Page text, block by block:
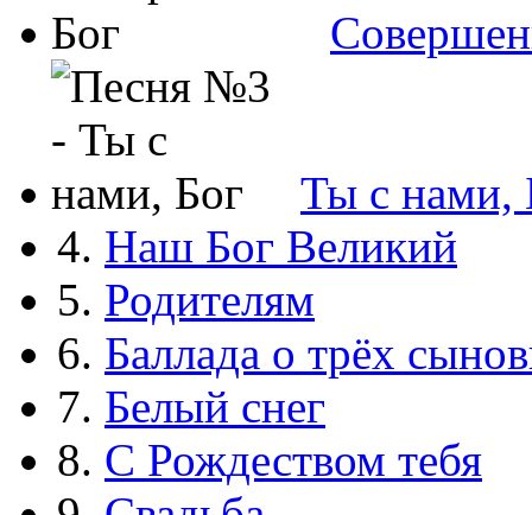
Ты с нами,
4. Наш Бог Великий
5. Родителям
6. Баллада о трёх
7. Белый снег
8. С Рождеством тебя